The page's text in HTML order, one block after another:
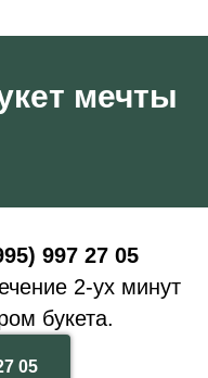
мечты
997 27 05
2-ух минут
букета.
05